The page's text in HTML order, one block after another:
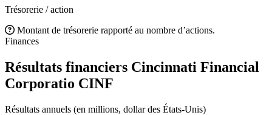
Trésorerie / action
Montant de trésorerie rapporté au nombre d’actions.
Finances
Résultats financiers Cincinnati Financial
Corporatio CINF
Résultats annuels (en millions, dollar des États-Unis)